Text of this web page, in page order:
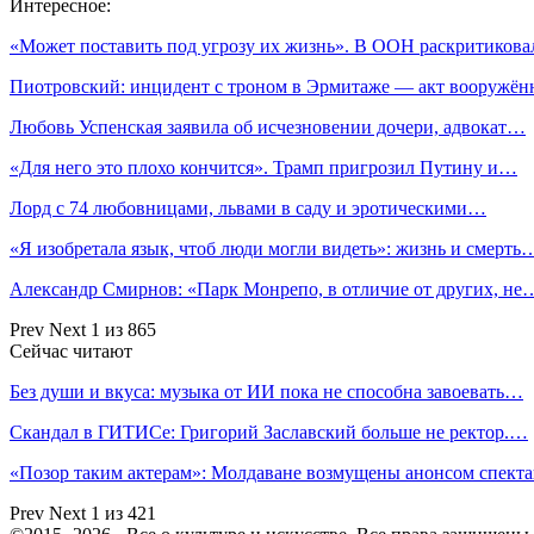
Интересное:
«Может поставить под угрозу их жизнь». В ООН
Пиотровский: инцидент с троном в Эрмитаже — акт
Любовь Успенская заявила об исчезновении дочери, адвокат…
«Для него это плохо кончится». Трамп пригрозил Путину и…
Лорд с 74 любовницами, львами в саду и эротическими…
«Я изобретала язык, чтоб люди могли видеть»: жизнь и
Александр Смирнов: «Парк Монрепо, в отличие от других,
Prev Next 1 из 865
Сейчас читают
Без души и вкуса: музыка от ИИ пока не способна завоевать…
Скандал в ГИТИСе: Григорий Заславский больше не ректор.…
«Позор таким актерам»: Молдаване возмущены анонсом
Prev Next 1 из 421